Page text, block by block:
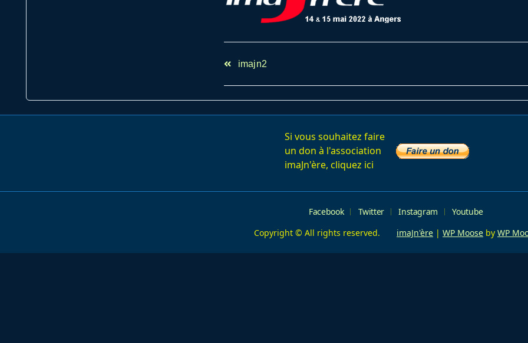
<span
reader-
text">Page</span>
imajn2
Si vous souhaitez faire
un don à l'association
imaJn'ère, cliquez ici
Facebook Twitter Instagram
Youtube
Copyright © All rights reserved.
imaJn'ère | WP Moose by WP